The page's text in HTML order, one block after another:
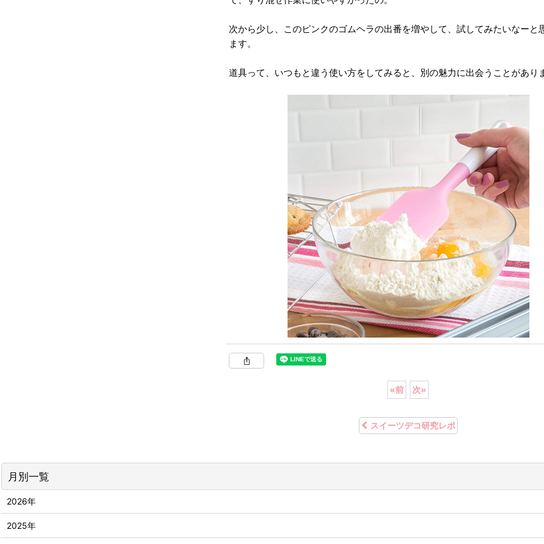
次から少し、このピンクのゴムヘラの出番を増やして、試してみたいなーと
ます。
道具って、いつもと違う使い方をしてみると、別の魅力に出会うことがあり
«前 次»
スイーツデコ研究レポ
月別一覧
2026年
2025年